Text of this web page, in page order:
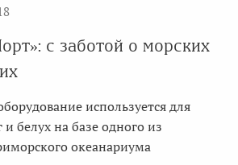
с заботой о морских
используется для
и белух на базе одного из
океанариума